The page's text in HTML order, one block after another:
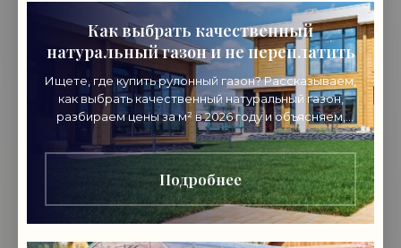
Как выбрать качественный
натуральный газон и не переплатить
Ищете, где купить рулонный газон? Рассказываем,
как выбрать качественный натуральный газон,
разбираем цены за м² в 2026 году и объясняем,
почему стоит покупать напрямую от
производителя.
Подробнее